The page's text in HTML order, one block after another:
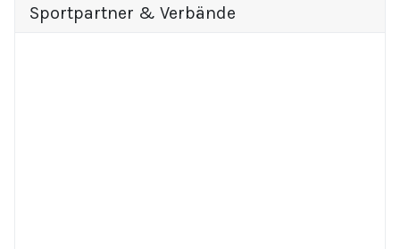
Sportpartner & Verbände